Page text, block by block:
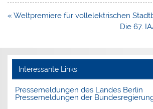
Beitragsnavigation
« Weltpremiere für vollelektrischen
Die 67.
Interessante Links
Pressemeldungen des Landes Berlin
Pressemeldungen der